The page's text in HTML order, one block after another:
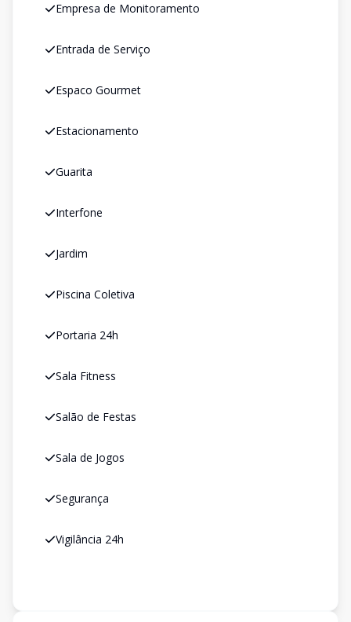
Empresa de Monitoramento
Entrada de Serviço
Espaco Gourmet
Estacionamento
Guarita
Interfone
Jardim
Piscina Coletiva
Portaria 24h
Sala Fitness
Salão de Festas
Sala de Jogos
Segurança
Vigilância 24h